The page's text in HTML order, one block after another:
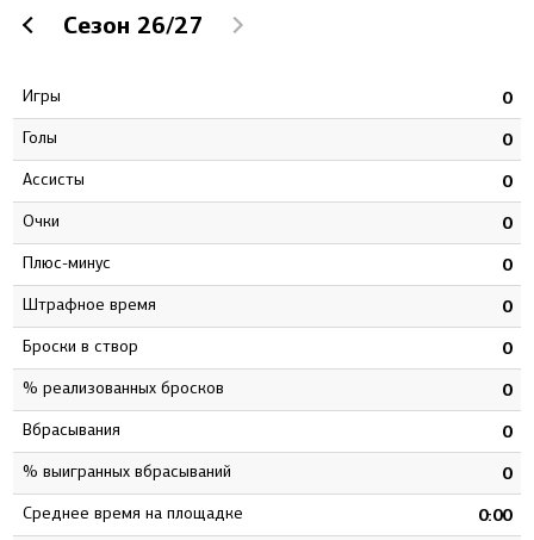
Сезон 26/27
Игры 0
Голы 0
Ассисты 0
Очки 0
Плюс-минус 0
штрафное время 0
Броски в створ 0
% реализованных бросков 0
Вбрасывания 0
% выигранных вбрасываний 0
Среднее время на площадке 0:00